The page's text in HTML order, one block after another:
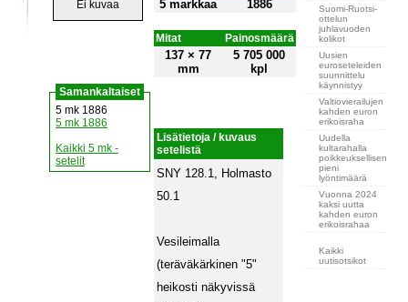
Ei kuvaa
Samankaltaiset
5 mk 1886
5 mk 1886
Kaikki 5 mk -
setelit
5 markkaa 1886
Mitat Painosmäärä
137 × 77
mm
5 705 000
kpl
Lisätietoja / kuvaus
setelistä
SNY 128.1, Holmasto
50.1
Vesileimalla
(teräväkärkinen "5"
heikosti näkyvissä
Suomi-Ruotsi-
ottelun
juhlavuoden
kolikot
Uusien
euroseteleiden
suunnittelu
käynnistyy
Valtiovierailujen
kahden euron
erikoisraha
Uudella
kultarahalla
poikkeuksellisen
pieni
lyöntimäärä
Vuonna 2024
kaksi uutta
kahden euron
erikoisrahaa
Kaikki
uutisotsikot